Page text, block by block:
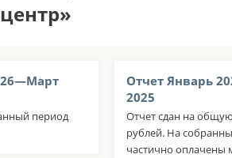
период
Отчет Январь
2025
Отчет сдан на
рублей. На
частично оплачены